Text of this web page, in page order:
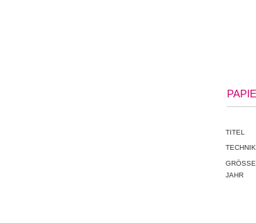
TITEL
TECHNIK
GRÖSSE
JAHR